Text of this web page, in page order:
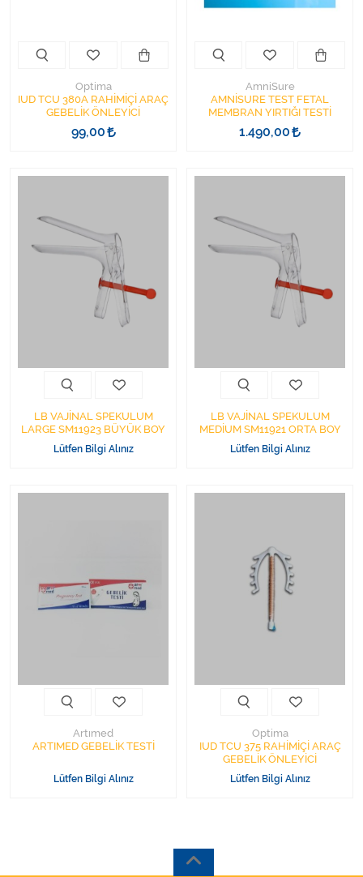
Tüm Kategorileri Gör
Optima
IUD TCU 380A RAHİMİÇİ ARAÇ
GEBELİK ÖNLEYİCİ
99,00
AmniSure
AMNİSURE TEST FETAL
MEMBRAN YIRTIĞI TESTİ
1.490,00
LB VAJİNAL SPEKULUM
LARGE SM11923 BÜYÜK BOY
Lütfen Bilgi Alınız
LB VAJİNAL SPEKULUM
MEDİUM SM11921 ORTA BOY
Lütfen Bilgi Alınız
Artımed
ARTIMED GEBELİK TESTİ
Lütfen Bilgi Alınız
Optima
IUD TCU 375 RAHİMİÇİ ARAÇ
GEBELİK ÖNLEYİCİ
Lütfen Bilgi Alınız